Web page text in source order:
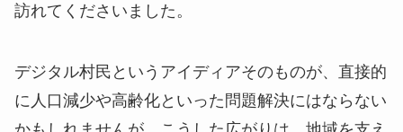
訪れてくださいました。
デジタル村民というアイディアそのものが、直接的
に人口減少や高齢化といった問題解決にはならない